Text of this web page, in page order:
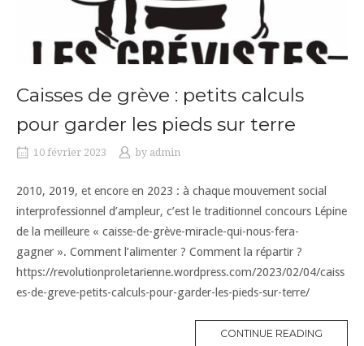
Caisses de grève : petits calculs
pour garder les pieds sur terre
10 février 2023 by admin
2010, 2019, et encore en 2023 : à chaque mouvement social
interprofessionnel d’ampleur, c’est le traditionnel concours Lépine
de la meilleure « caisse-de-grève-miracle-qui-nous-fera-
gagner ». Comment l’alimenter ? Comment la répartir ?
https://revolutionproletarienne.wordpress.com/2023/02/04/caiss
es-de-greve-petits-calculs-pour-garder-les-pieds-sur-terre/
CONTINUE READING